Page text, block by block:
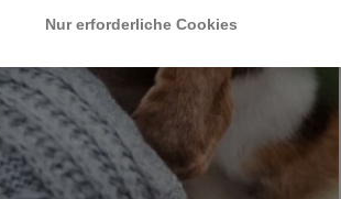
Nur erforderliche Cookies